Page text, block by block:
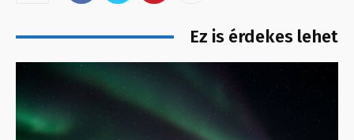
Ez is érdekes lehet